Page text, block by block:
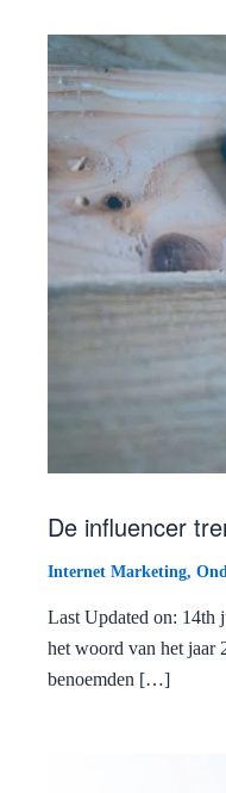
De influencer
Internet Marketing,
Last Updated on: 14th
het woord van het jaar
benoemden […]